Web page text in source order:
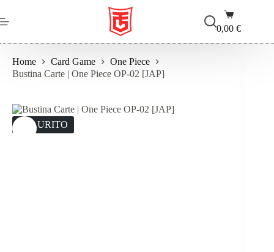
al
contenuto
Carrello
0,00€
Home Card Game
One Piece
Bustina Carte | One Piece OP-02 [JAP]
ESAURITO